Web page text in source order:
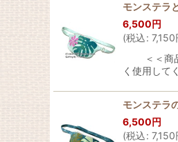
モンステラ
6,500円
(税込: 7,150
＜＜商品
く使用して
モンステラ
6,500円
(税込: 7,150